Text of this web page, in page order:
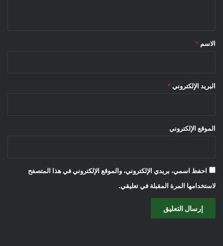
*
الاسم *
البريد الإلكتروني *
الموقع الإلكتروني
احفظ اسمي، بريدي الإلكتروني، والموقع الإلكتروني في هذا المتصفح
لاستخدامها المرة المقبلة في تعليقي.